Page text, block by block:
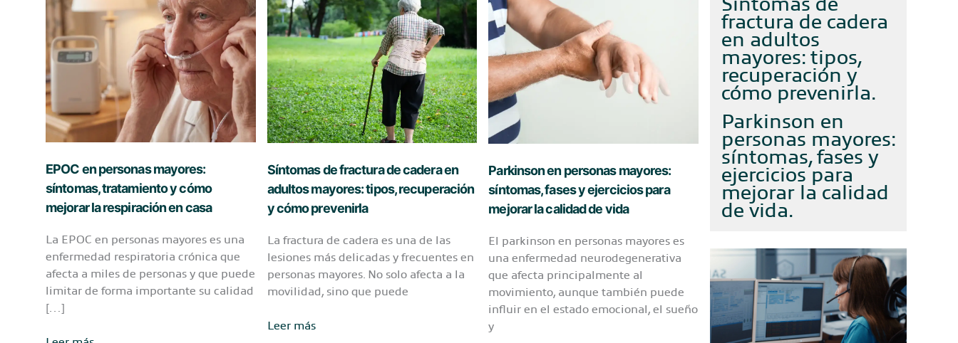
EPOC en personas mayores:
síntomas, tratamiento y cómo
mejorar la respiración en casa
La EPOC en personas mayores es una
enfermedad respiratoria crónica que
afecta a miles de personas y que puede
limitar de forma importante su calidad
[…]
Síntomas de fractura de cadera en
adultos mayores: tipos, recuperación
y cómo prevenirla
La fractura de cadera es una de las
lesiones más delicadas y frecuentes en
personas mayores. No solo afecta a la
movilidad, sino que puede
Síntomas
Leer más
Parkinson en personas mayores:
síntomas, fases y ejercicios para
mejorar la calidad de vida
El parkinson en personas mayores es
una enfermedad neurodegenerativa
que afecta principalmente al
movimiento, aunque también puede
influir en el estado emocional, el sueño
y
fractura de cadera
en adultos
mayores: tipos,
recuperación y
cómo prevenirla
Parkinson en
personas mayores:
síntomas, fases y
ejercicios para
mejorar la calidad
de vida